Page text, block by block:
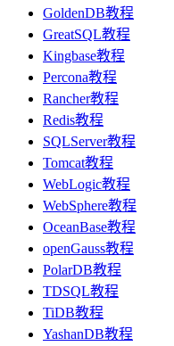
GoldenDB教程
GreatSQL教程
Kingbase教程
Percona教程
Rancher教程
Redis教程
SQLServer教程
Tomcat教程
WebLogic教程
WebSphere教程
OceanBase教程
openGauss教程
PolarDB教程
TDSQL教程
TiDB教程
YashanDB教程